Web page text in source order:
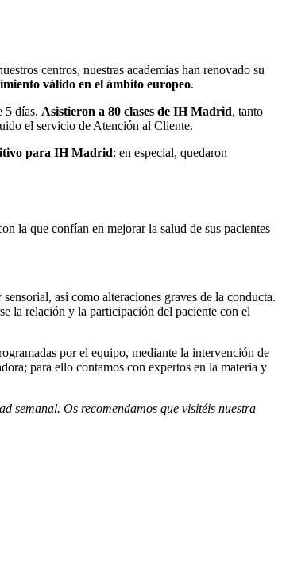
centros, nuestras academias han renovado su
válido en el ámbito europeo.
5 días. Asistieron a 80 clases de IH Madrid, tanto
el servicio de Atención al Cliente.
para IH Madrid: en especial, quedaron
la que confían en mejorar la salud de sus pacientes
así como alteraciones graves de la conducta.
la relación y la participación del paciente con el
por el equipo, mediante la intervención de
para ello contamos con expertos en la materia y
semanal. Os recomendamos que visitéis nuestra